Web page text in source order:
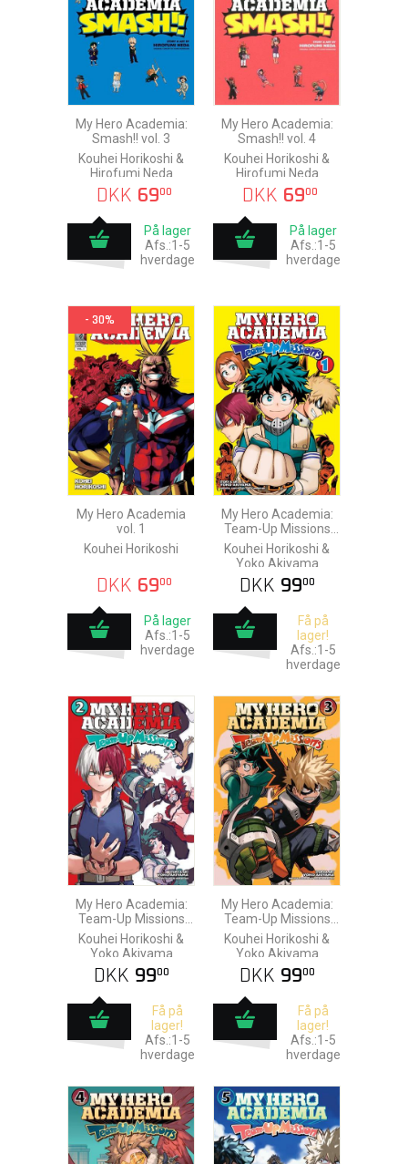
My Hero Academia:
Smash!! vol. 3
Kouhei Horikoshi &
Hirofumi Neda
DKK 6900
På lager
Afs.:1-5
hverdage
My Hero Academia:
Smash!! vol. 4
Kouhei Horikoshi &
Hirofumi Neda
DKK 6900
På lager
Afs.:1-5
hverdage
- 30%
My Hero Academia
vol. 1
Kouhei Horikoshi
DKK 6900
På lager
Afs.:1-5
hverdage
My Hero Academia:
Team-Up Missions
vol. 1
Kouhei Horikoshi &
Yoko Akiyama
DKK 9900
Få på
lager!
Afs.:1-5
hverdage
My Hero Academia:
Team-Up Missions
vol. 2
Kouhei Horikoshi &
Yoko Akiyama
DKK 9900
Få på
lager!
Afs.:1-5
hverdage
My Hero Academia:
Team-Up Missions
vol. 3
Kouhei Horikoshi &
Yoko Akiyama
DKK 9900
Få på
lager!
Afs.:1-5
hverdage